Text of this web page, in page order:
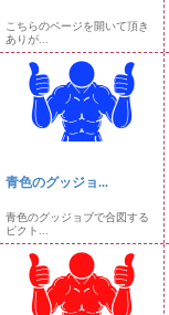
こちらのページを開いて頂き
ありが...
青色のグッジョ...
青色のグッジョブで合図する
ピクト...